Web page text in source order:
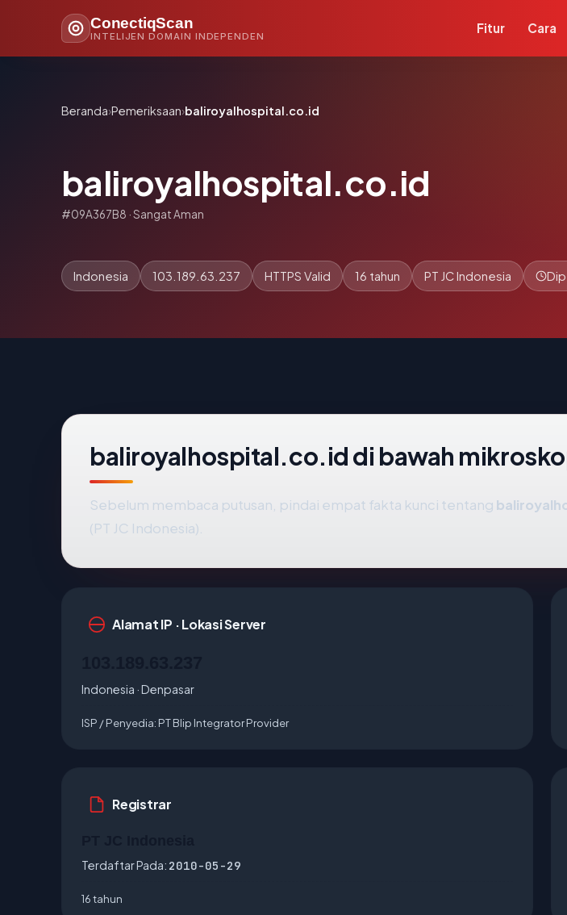
ConectiqScan
INTELIJEN DOMAIN INDEPENDEN
Fitur Cara
Beranda›Pemeriksaan›baliroyalhospital.co.id
baliroyalhospital.co.id
#09A367B8 · Sangat Aman
Indonesia 103.189.63.237 HTTPS Valid 16 tahun PT JC Indonesia
baliroyalhospital.co.id di bawah
Sebelum membaca putusan, pindai empat fakta kunci tentang
(PT JC Indonesia).
Alamat IP · Lokasi Server
Indonesia · Denpasar
ISP / Penyedia: PT Blip Integrator Provider
Registrar
Terdaftar Pada: 2010-05-29
16 tahun